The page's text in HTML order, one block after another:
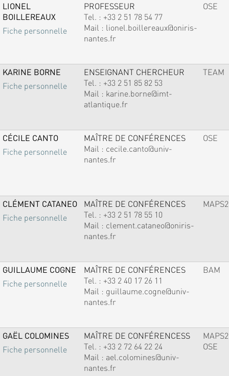
LIONEL
BOILLEREAUX
Fiche personnelle
PROFESSEUR
Tel. : +33 2 51 78 54 77
Mail : lionel.boillereaux@oniris-
nantes.fr
OSE
KARINE BORNE
Fiche personnelle
ENSEIGNANT CHERCHEUR
Tel. : +33 2 51 85 82 53
Mail : karine.borne@imt-
atlantique.fr
TEAM
CÉCILE CANTO
Fiche personnelle
MAÎTRE DE CONFÉRENCES
Mail : cecile.canto@univ-
nantes.fr
OSE
CLÉMENT CATANEO
Fiche personnelle
MAÎTRE DE CONFÉRENCES
Tel. : +33 2 51 78 55 10
Mail : clement.cataneo@oniris-
nantes.fr
MAPS2
GUILLAUME COGNE
Fiche personnelle
MAÎTRE DE CONFÉRENCES
Tel. : +33 2 40 17 26 11
Mail : guillaume.cogne@univ-
nantes.fr
BAM
GAËL COLOMINES
Fiche personnelle
MAÎTRE DE CONFÉRENCESS
Tel. : +33 2 72 64 22 24
Mail : ael.colomines@univ-
nantes.fr
MAPS2
OSE